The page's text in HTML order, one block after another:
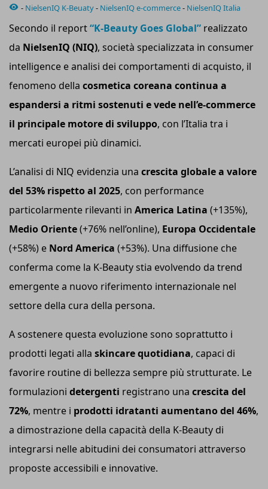
- NielsenIQ K-Beuaty- NielsenIQ e-commerce- NielsenIQ Italia
Secondo il report“K-Beauty Goes Global” realizzato
da NielsenIQ (NIQ), società specializzata in consumer
intelligence e analisi dei comportamenti di acquisto, il
fenomeno della cosmetica coreana continua a
espandersi a ritmi sostenuti e vede nell’e-commerce
il principale motore di sviluppo, con l’Italia tra i
mercati europei più dinamici.
L’analisi di NIQ evidenzia una crescita globale a valore
del 53% rispetto al 2025, con performance
particolarmente rilevanti in America Latina (+135%),
Medio Oriente(+76% nell’online), Europa Occidentale
(+58%) e Nord America (+53%). Una diffusione che
conferma come la K-Beauty stia evolvendo da trend
emergente a nuovo riferimento internazionale nel
settore della cura della persona.
A sostenere questa evoluzione sono soprattutto i
prodotti legati alla skincare quotidiana, capaci di
favorire routine di bellezza sempre più strutturate. Le
formulazioni detergenti registrano una crescita del
72%, mentre i prodotti idratanti aumentano del 46%,
a dimostrazione della capacità della K-Beauty di
integrarsi nelle abitudini dei consumatori attraverso
proposte accessibili e innovative.